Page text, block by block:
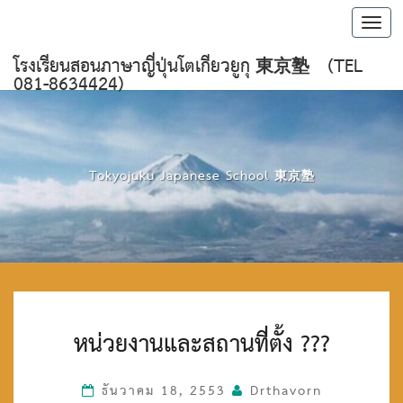
โรงเรียนสอนภาษาญี่ปุ่นโตเกียวยูกุ 東京塾 (TEL
081-8634424)
Tokyojuku Japanese School 東京塾
น่
ว
ง
หน่วยงานและสถานที่ตั้ง ???
ธันวาคม 18, 2553 Drthavorn